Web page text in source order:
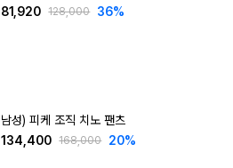
81,920 128,000 36%
남성) 피케 조직 치노 팬츠
134,400 168,000 20%